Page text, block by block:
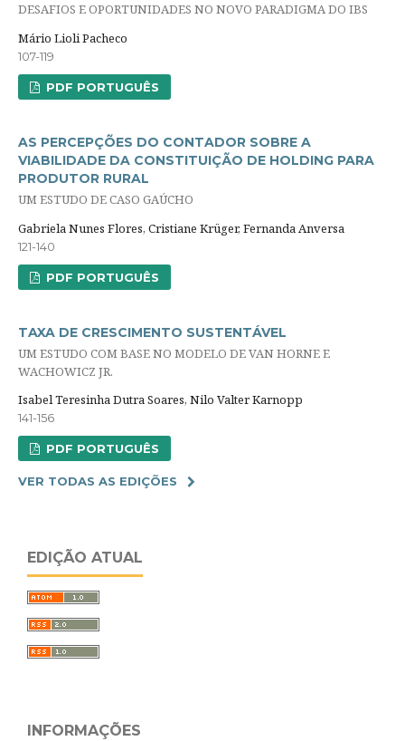
DESAFIOS E OPORTUNIDADES NO NOVO PARADIGMA DO IBS
Mário Lioli Pacheco
107-119
PDF PORTUGUÊS
AS PERCEPÇÕES DO CONTADOR SOBRE A
VIABILIDADE DA CONSTITUIÇÃO DE HOLDING PARA
PRODUTOR RURAL
UM ESTUDO DE CASO GAÚCHO
Gabriela Nunes Flores, Cristiane Krüger, Fernanda Anversa
121-140
PDF PORTUGUÊS
TAXA DE CRESCIMENTO SUSTENTÁVEL
UM ESTUDO COM BASE NO MODELO DE VAN HORNE E
WACHOWICZ JR.
Isabel Teresinha Dutra Soares, Nilo Valter Karnopp
141-156
PDF PORTUGUÊS
VER TODAS AS EDIÇÕES
EDIÇÃO ATUAL
INFORMAÇÕES